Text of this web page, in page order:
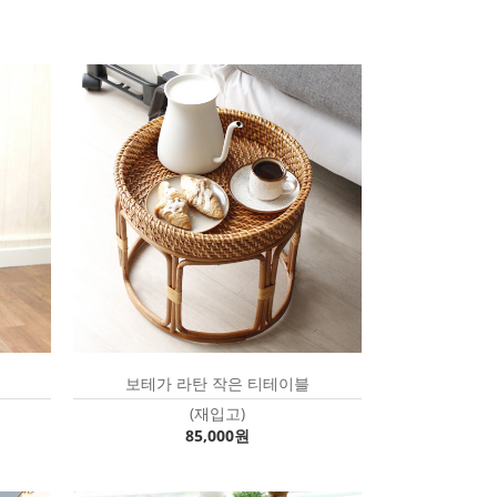
보테가 라탄 작은 티테이블
(재입고)
85,000원